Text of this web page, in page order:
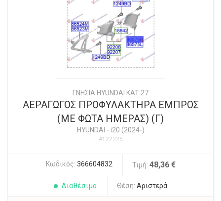
ΓΝΗΣΙΑ HYUNDAI KAT 27
ΑΕΡΑΓΩΓΟΣ ΠΡΟΦΥΛΑΚΤΗΡΑ ΕΜΠΡΟΣ
(ΜΕ ΦΩΤΑ ΗΜΕΡΑΣ) (Γ)
HYUNDAI - i20 (2024-)
#122225
Κωδικός: 366604832 Τιμή: 48,36 €
Διαθέσιμο Θέση: Αριστερά